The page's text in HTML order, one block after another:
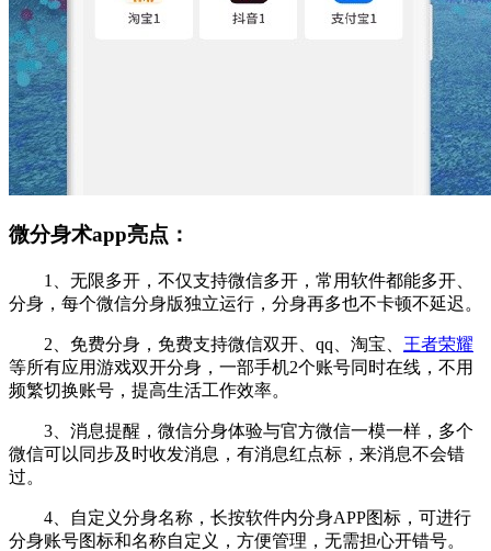
微分身术app亮点：
1、无限多开，不仅支持微信多开，常用软件都能多开、
分身，每个微信分身版独立运行，分身再多也不卡顿不延迟。
2、免费分身，免费支持微信双开、qq、淘宝、 王者荣耀
等所有应用游戏双开分身，一部手机2个账号同时在线，不用
频繁切换账号，提高生活工作效率。
3、消息提醒，微信分身体验与官方微信一模一样，多个
微信可以同步及时收发消息，有消息红点标，来消息不会错
过。
4、自定义分身名称，长按软件内分身APP图标，可进行
分身账号图标和名称自定义，方便管理，无需担心开错号。